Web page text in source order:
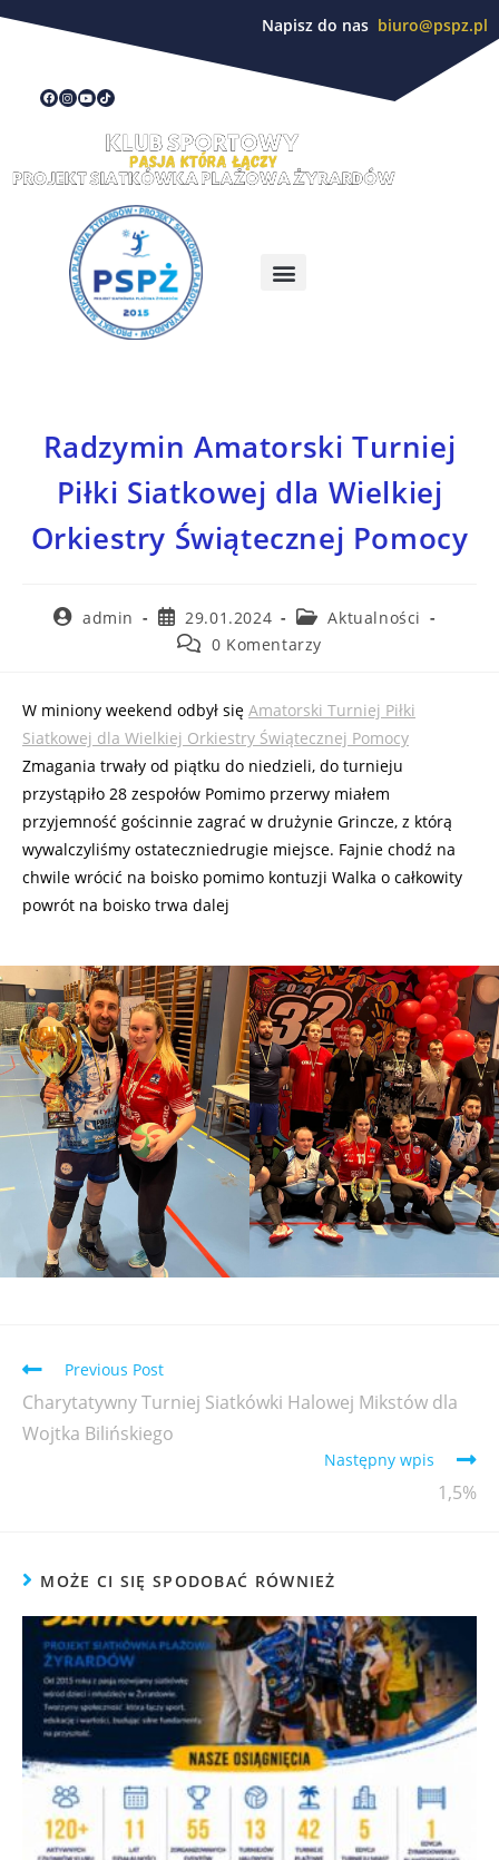
Napisz do nas biuro@pspz.pl
Radzymin Amatorski Turniej
Piłki Siatkowej dla Wielkiej
Orkiestry Świątecznej Pomocy
admin 29.01.2024
Aktualności
0 Komentarzy
W miniony weekend odbył się Amatorski Turniej Piłki
Siatkowej dla Wielkiej Orkiestry Świątecznej Pomocy
Zmagania trwały od piątku do niedzieli, do turnieju
przystąpiło 28 zespołów Pomimo przerwy miałem
przyjemność gościnnie zagrać w drużynie Grincze, z którą
wywalczyliśmy ostateczniedrugie miejsce. Fajnie chodź na
chwile wrócić na boisko pomimo kontuzji Walka o całkowity
powrót na boisko trwa dalej
Previous Post
Charytatywny Turniej Siatkówki Halowej Mikstów dla
Wojtka Bilińskiego
Następny wpis
1,5%
MOŻE CI SIĘ SPODOBAĆ RÓWNIEŻ